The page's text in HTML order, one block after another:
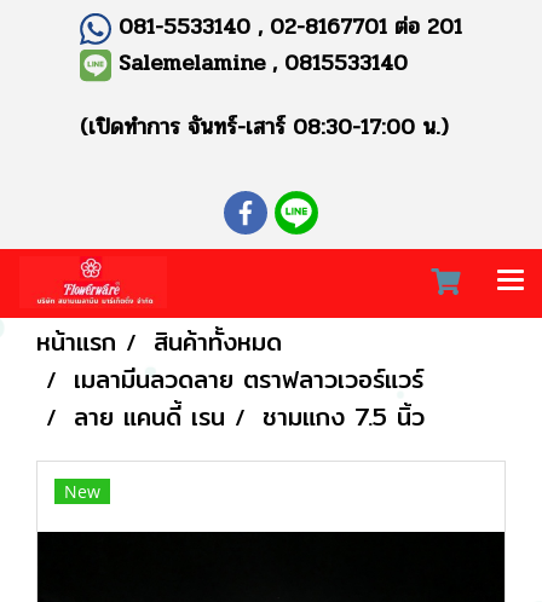
081-5533140 , 02-8167701 ต่อ 201
Salemelamine , 0815533140
(เปิดทำการ จันทร์-เสาร์ 08:30-17:00 น.)
หน้าแรก
สินค้าทั้งหมด
เมลามีนลวดลาย ตราฟลาวเวอร์แวร์
ลาย แคนดี้ เรน
ชามแกง 7.5 นิ้ว
New